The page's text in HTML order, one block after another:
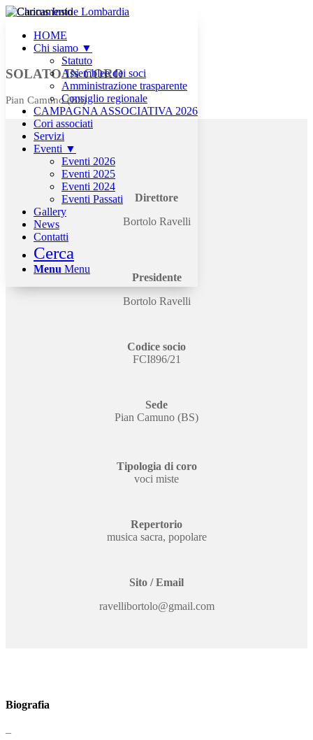
HOME
Chi siamo ▼
Statuto
Assemblee dei soci
Amministrazione trasparente
Consiglio regionale
CAMPAGNA ASSOCIATIVA 2026
Cori associati
Servizi
Eventi ▼
Eventi 2026
Eventi 2025
Eventi 2024
Eventi Passati
Gallery
News
Contatti
Cerca
Menu Menu
SOLATO IN CORO
Pian Camuno (BS)
Direttore
Bortolo Ravelli
Presidente
Bortolo Ravelli
Codice socio
FCI896/21
Sede
Pian Camuno (BS)
Tipologia di coro
voci miste
Repertorio
musica sacra, popolare
Sito / Email
ravellibortolo@gmail.com
Biografia
–